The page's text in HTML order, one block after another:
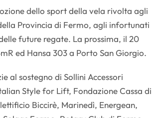
dello sport della vela rivolta agli
Provincia di Fermo, agli infortunati
future regate. La prossima, il 20
ed Hansa 303 a Porto San Giorgio.
al sostegno di Sollini Accessori
Style for Lift, Fondazione Cassa di
Biccirè, Marinedì, Energean,